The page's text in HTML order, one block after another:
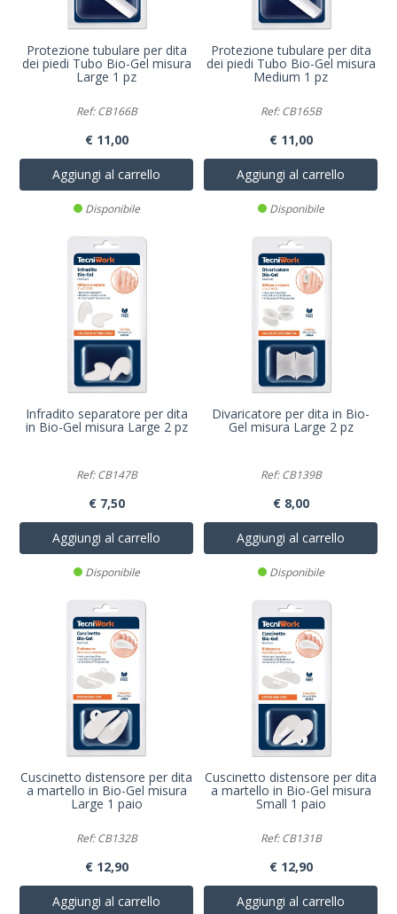
Protezione tubulare per dita
dei piedi Tubo Bio-Gel misura
Large 1 pz
Ref: CB166B
€ 11,00
Aggiungi al carrello
Disponibile
Protezione tubulare per dita
dei piedi Tubo Bio-Gel misura
Medium 1 pz
Ref: CB165B
€ 11,00
Aggiungi al carrello
Disponibile
Infradito separatore per dita
in Bio-Gel misura Large 2 pz
Ref: CB147B
€ 7,50
Aggiungi al carrello
Disponibile
Divaricatore per dita in Bio-
Gel misura Large 2 pz
Ref: CB139B
€ 8,00
Aggiungi al carrello
Disponibile
Cuscinetto distensore per dita
a martello in Bio-Gel misura
Large 1 paio
Ref: CB132B
€ 12,90
Aggiungi al carrello
Cuscinetto distensore per dita
a martello in Bio-Gel misura
Small 1 paio
Ref: CB131B
€ 12,90
Aggiungi al carrello